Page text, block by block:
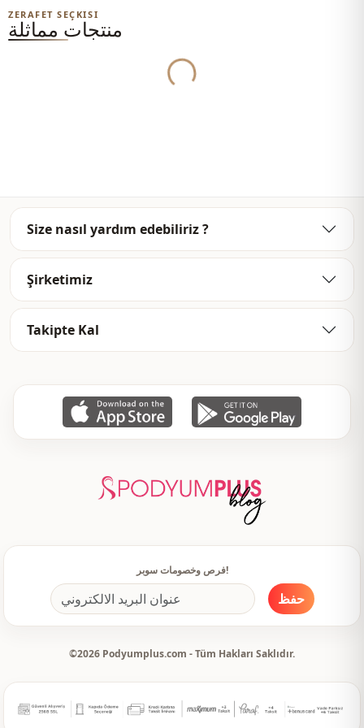
ZERAFET SEÇKISI
منتجات مماثلة Yukleniyor...
Size nasıl yardım edebiliriz ?
Şirketimiz
Takipte Kal
فرص وخصومات سوبر!
حفظ
©2026 Podyumplus.com - Tüm Hakları Saklıdır.